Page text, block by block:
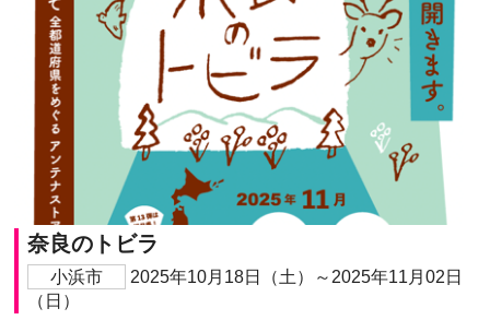
奈良のトビラ
小浜市
2025年10月18日（土）～2025年11月02日
（日）